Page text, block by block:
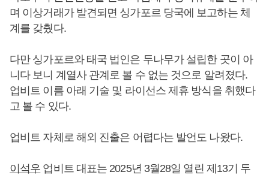
며 이상거래가 발견되면 싱가포르 당국에 보고하는 체
계를 갖췄다.
다만 싱가포르와 태국 법인은 두나무가 설립한 곳이 아
니다 보니 계열사 관계로 볼 수 없는 것으로 알려졌다.
업비트 이름 아래 기술 및 라이선스 제휴 방식을 취했다
고 볼 수 있다.
업비트 자체로 해외 진출은 어렵다는 발언도 나왔다.
이석우 업비트 대표는 2025년 3월28일 열린 제13기 두